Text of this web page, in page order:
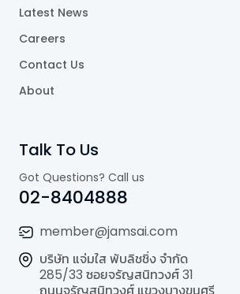
Latest News
Careers
Contact Us
About
Talk To Us
Got Questions? Call us
02-8404888
member@jamsai.com
บริษัท แจ่มใส พับลิชชิ่ง จำกัด
285/33 ซอยจรัญสนิทวงศ์ 31